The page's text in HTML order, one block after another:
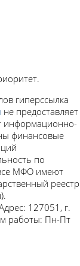
гиперссылка
не предоставляет
информационно-
финансовые
по
МФО имеют
реестр
127051, г.
работы: Пн-Пт